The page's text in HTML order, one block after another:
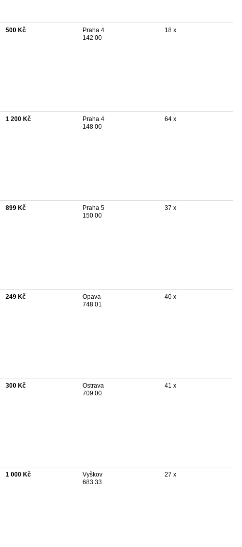
500 Kč
Praha 4
142 00
18 x
1 200 Kč
Praha 4
148 00
64 x
899 Kč
Praha 5
150 00
37 x
249 Kč
Opava
748 01
40 x
300 Kč
Ostrava
709 00
41 x
1 000 Kč
Vyškov
683 33
27 x